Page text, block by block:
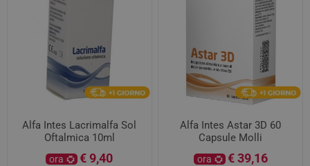
Alfa Intes Lacrimalfa Sol
Oftalmica 10ml
ora € 9,40
Alfa Intes Astar 3D 60
Capsule Molli
ora € 39,16